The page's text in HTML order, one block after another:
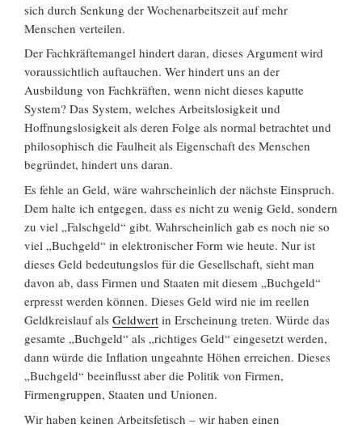
sich durch Senkung der Wochenarbeitszeit auf mehr
Menschen verteilen.
Der Fachkräftemangel hindert daran, dieses Argument wird
voraussichtlich auftauchen. Wer hindert uns an der
Ausbildung von Fachkräften, wenn nicht dieses kaputte
System? Das System, welches Arbeitslosigkeit und
Hoffnungslosigkeit als deren Folge als normal betrachtet und
philosophisch die Faulheit als Eigenschaft des Menschen
begründet, hindert uns daran.
Es fehle an Geld, wäre wahrscheinlich der nächste Einspruch.
Dem halte ich entgegen, dass es nicht zu wenig Geld, sondern
zu viel „Falschgeld“ gibt. Wahrscheinlich gab es noch nie so
viel „Buchgeld“ in elektronischer Form wie heute. Nur ist
dieses Geld bedeutungslos für die Gesellschaft, sieht man
davon ab, dass Firmen und Staaten mit diesem „Buchgeld“
erpresst werden können. Dieses Geld wird nie im reellen
Geldkreislauf als Geldwert in Erscheinung treten. Würde das
gesamte „Buchgeld“ als „richtiges Geld“ eingesetzt werden,
dann würde die Inflation ungeahnte Höhen erreichen. Dieses
„Buchgeld“ beeinflusst aber die Politik von Firmen,
Firmengruppen, Staaten und Unionen.
Wir haben keinen Arbeitsfetisch – wir haben einen